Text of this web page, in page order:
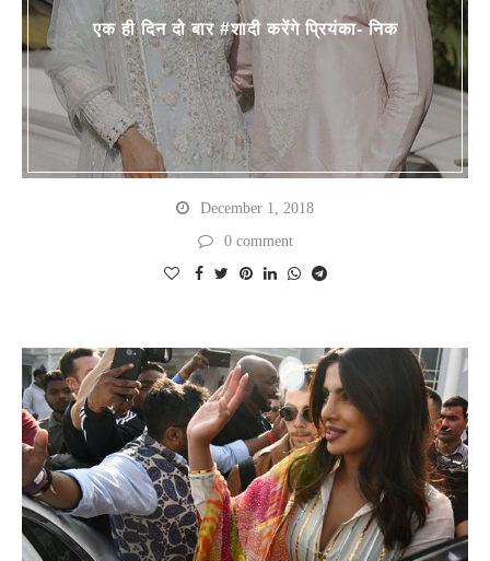
एक ही दिन दो बार #शादी करेंगे प्रियंका- निक
December 1, 2018
0 comment